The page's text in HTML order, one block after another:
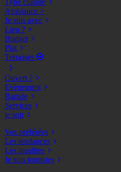
Type cuisine
Ambiance >
Je suis avec
Lieu ?
Budget
Plat
Terrasses
Ouvert ?
Evènement
Rapide
Services
le soir
Vos préférées
Les tendances
Les insolites
Je suis touristes